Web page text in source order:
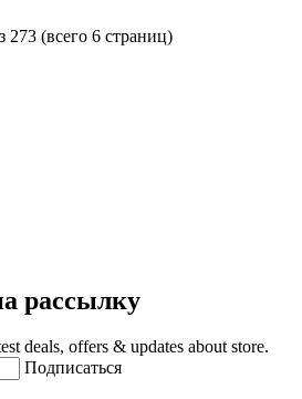
273 (всего 6 страниц)
рассылку
deals, offers & updates about store.
Подписаться